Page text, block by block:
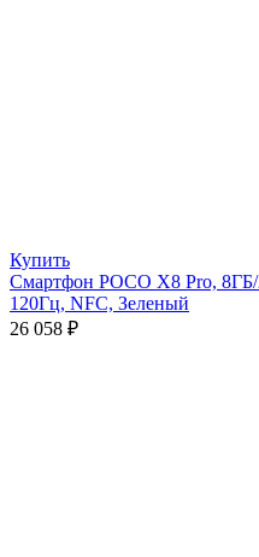
Купить
Смартфон POCO X8 Pro,
120Гц, NFC, Зеленый
26 058 ₽